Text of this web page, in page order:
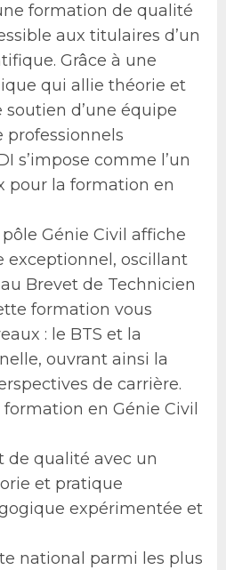
formation de qualité
aux titulaires d’un
Grâce à une
qui allie théorie et
d’une équipe
professionnels
s’impose comme l’un
pour la formation en
Génie Civil affiche
exceptionnel, oscillant
Brevet de Technicien
formation vous
: le BTS et la
ouvrant ainsi la
de carrière.
en Génie Civil
de qualité avec un
et pratique
expérimentée et
national parmi les plus